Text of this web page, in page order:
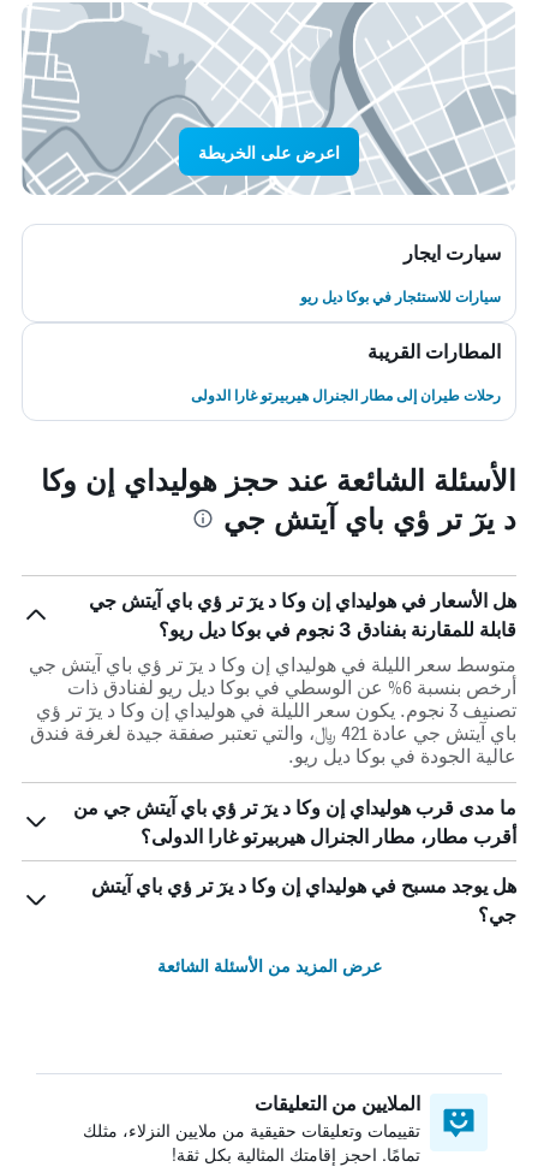
اعرض على الخريطة
سيارت ايجار
سيارات للاستئجار في بوكا ديل ريو
المطارات القريبة
رحلات طيران إلى مطار الجنرال هيربيرتو غارا الدولى
الأسئلة الشائعة عند حجز هوليداي إن وكا
د يرٓ تر ؤي باي آيتش جي
هل الأسعار في هوليداي إن وكا د يرٓ تر ؤي باي آيتش جي
قابلة للمقارنة بفنادق 3 نجوم في بوكا ديل ريو؟
متوسط سعر الليلة في هوليداي إن وكا د يرٓ تر ؤي باي آيتش جي
أرخص بنسبة 6% عن الوسطي في بوكا ديل ريو لفنادق ذات
تصنيف 3 نجوم. يكون سعر الليلة في هوليداي إن وكا د يرٓ تر ؤي
باي آيتش جي عادة 421 ﷼، والتي تعتبر صفقة جيدة لغرفة فندق
عالية الجودة في بوكا ديل ريو.
ما مدى قرب هوليداي إن وكا د يرٓ تر ؤي باي آيتش جي من
أقرب مطار، مطار الجنرال هيربيرتو غارا الدولى؟
هل يوجد مسبح في هوليداي إن وكا د يرٓ تر ؤي باي آيتش
جي؟
عرض المزيد من الأسئلة الشائعة
الملايين من التعليقات
تقييمات وتعليقات حقيقية من ملايين النزلاء، مثلك
تمامًا. احجز إقامتك المثالية بكل ثقة!